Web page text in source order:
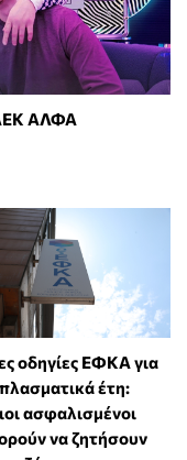
ΑΛΦΑ
οδηγίες ΕΦΚΑ για
έτη:
ασφαλισμένοι
να ζητήσουν